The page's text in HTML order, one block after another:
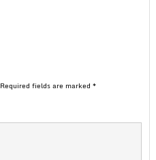
Required fields are marked *